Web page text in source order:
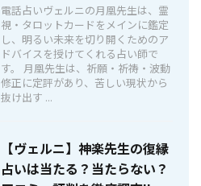
電話占いヴェルニの月凰先生は、霊
視・タロットカードをメインに鑑定
し、明るい未来を切り開くためのア
ドバイスを授けてくれる占い師で
す。 月凰先生は、祈願・祈祷・波動
修正に定評があり、苦しい現状から
抜け出す ...
【ヴェルニ】神楽先生の復縁
占いは当たる？当たらない？